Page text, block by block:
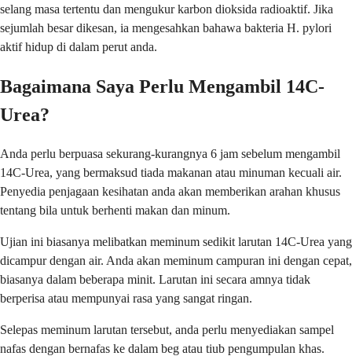
selang masa tertentu dan mengukur karbon dioksida radioaktif. Jika
sejumlah besar dikesan, ia mengesahkan bahawa bakteria H. pylori
aktif hidup di dalam perut anda.
Bagaimana Saya Perlu Mengambil 14C-
Urea?
Anda perlu berpuasa sekurang-kurangnya 6 jam sebelum mengambil
14C-Urea, yang bermaksud tiada makanan atau minuman kecuali air.
Penyedia penjagaan kesihatan anda akan memberikan arahan khusus
tentang bila untuk berhenti makan dan minum.
Ujian ini biasanya melibatkan meminum sedikit larutan 14C-Urea yang
dicampur dengan air. Anda akan meminum campuran ini dengan cepat,
biasanya dalam beberapa minit. Larutan ini secara amnya tidak
berperisa atau mempunyai rasa yang sangat ringan.
Selepas meminum larutan tersebut, anda perlu menyediakan sampel
nafas dengan bernafas ke dalam beg atau tiub pengumpulan khas.